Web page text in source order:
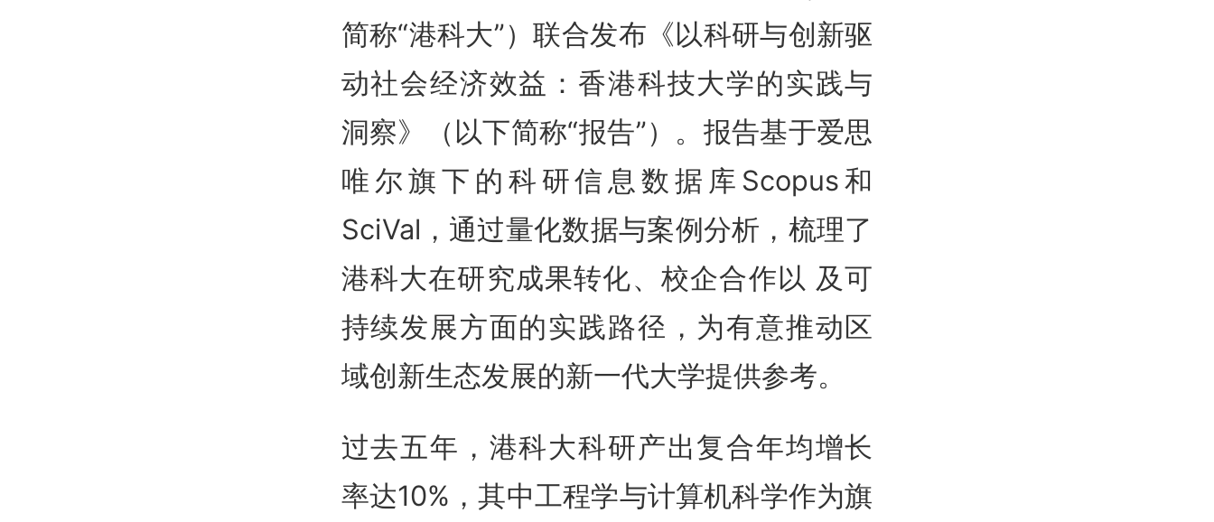
简称“港科大”）联合发布《以科研与创新驱
动社会经济效益：香港科技大学的实践与
洞察》（以下简称“报告”）。报告基于爱思
唯尔旗下的科研信息数据库Scopus和
SciVal，通过量化数据与案例分析，梳理了
港科大在研究成果转化、校企合作以 及可
持续发展方面的实践路径，为有意推动区
域创新生态发展的新一代大学提供参考。
过去五年，港科大科研产出复合年均增长
率达10%，其中工程学与计算机科学作为旗